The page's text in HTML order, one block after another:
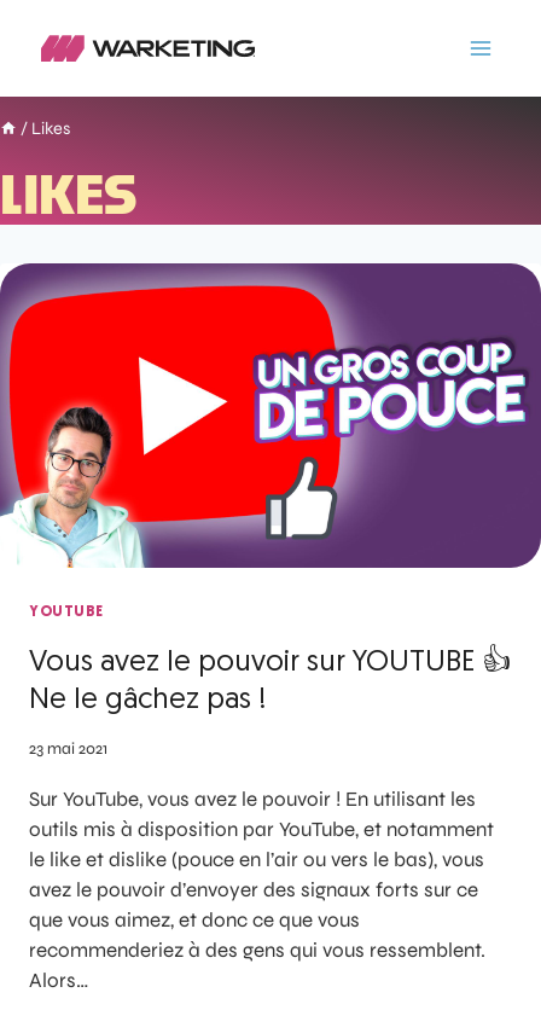
/ Likes
LIKES
YOUTUBE
Vous avez le pouvoir sur YOUTUBE 👍
Ne le gâchez pas !
23 mai 2021
Sur YouTube, vous avez le pouvoir ! En utilisant les
outils mis à disposition par YouTube, et notamment
le like et dislike (pouce en l’air ou vers le bas), vous
avez le pouvoir d’envoyer des signaux forts sur ce
que vous aimez, et donc ce que vous
recommenderiez à des gens qui vous ressemblent.
Alors…